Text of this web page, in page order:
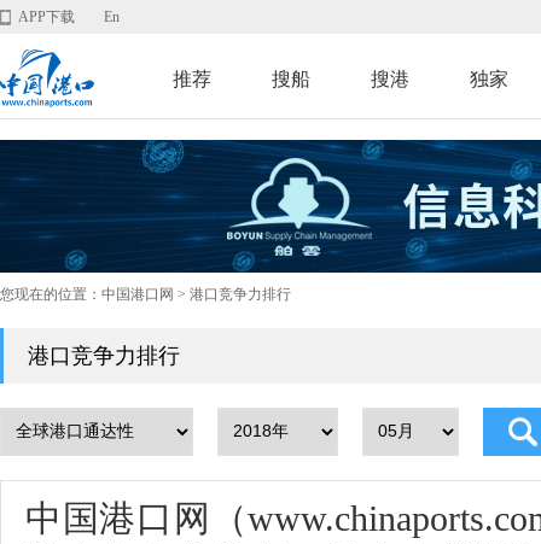
APP下载 En
推荐 搜船 搜港 独家
您现在的位置： 中国港口网 > 港口竞争力排行
港口竞争力排行
中国港口网（